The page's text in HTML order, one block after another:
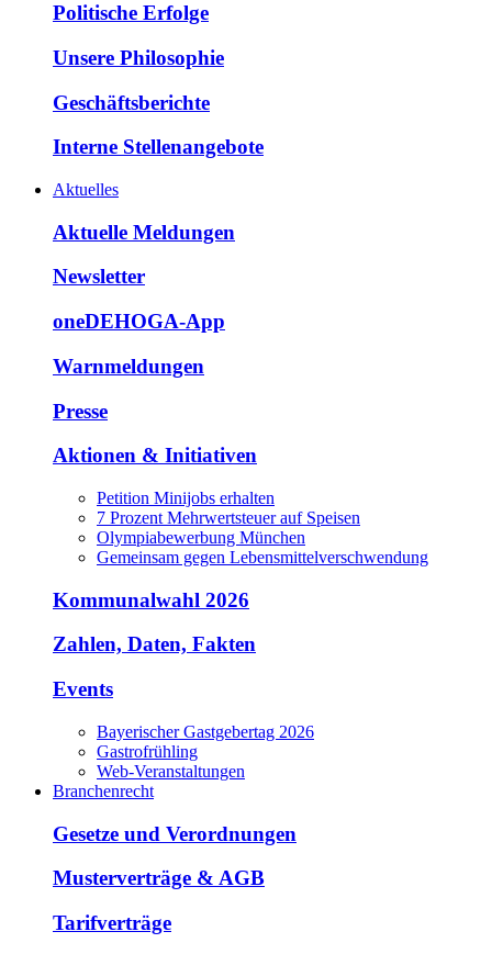
Politische Erfolge
Unsere Philosophie
Geschäftsberichte
Interne Stellenangebote
Aktuelles
Aktuelle Meldungen
Newsletter
oneDEHOGA-App
Warnmeldungen
Presse
Aktionen & Initiativen
Petition Minijobs erhalten
7 Prozent Mehrwertsteuer auf Speisen
Olympiabewerbung München
Gemeinsam gegen Lebensmittelverschwendung
Kommunalwahl 2026
Zahlen, Daten, Fakten
Events
Bayerischer Gastgebertag 2026
Gastrofrühling
Web-Veranstaltungen
Branchenrecht
Gesetze und Verordnungen
Musterverträge & AGB
Tarifverträge